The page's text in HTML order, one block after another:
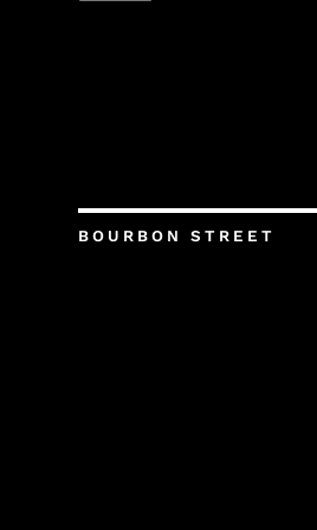
BOURBON STREET